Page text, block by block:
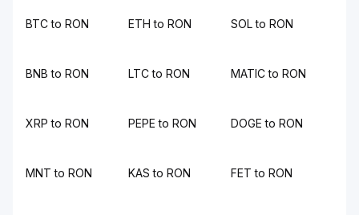
BTC to RON ETH to RON SOL to RON
BNB to RON LTC to RON MATIC to RON
XRP to RON PEPE to RON DOGE to RON
MNT to RON KAS to RON FET to RON